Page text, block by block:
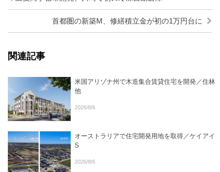
首都圏の新築M、修繕積立金が初の1万円台に
関連記事
米国アリゾナ州で木造集合賃貸住宅を開発／住林
他
2026/8/6
オーストラリアで住宅開発用地を取得／ケイアイ
S
2026/8/6